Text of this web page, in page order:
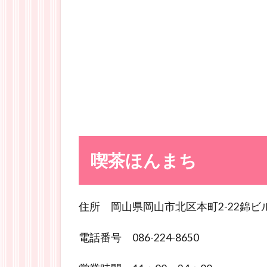
喫茶ほんまち
住所 岡山県岡山市北区本町2-22錦ビ
電話番号 086-224-8650